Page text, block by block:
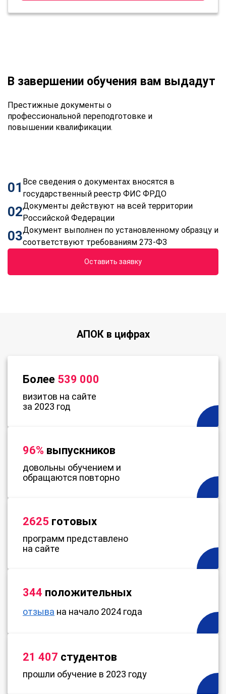
В завершении обучения вам выдадут
Престижные документы о
профессиональной переподготовке и
повышении квалификации.
01 Все сведения о документах вносятся в
государственный реестр ФИС ФРДО
02Документы действуют на всей территории
Российской Федерации
03Документ выполнен по установленному образцу и
соответствуют требованиям 273-ФЗ
Оставить заявку
АПОК в цифрах
Более 539 000
визитов на сайте
за 2023 год
96% выпускников
довольны обучением и
обращаются повторно
2625 готовых
программ представлено
на сайте
344 положительных
отзыва на начало 2024 года
21 407 студентов
прошли обучение в 2023 году